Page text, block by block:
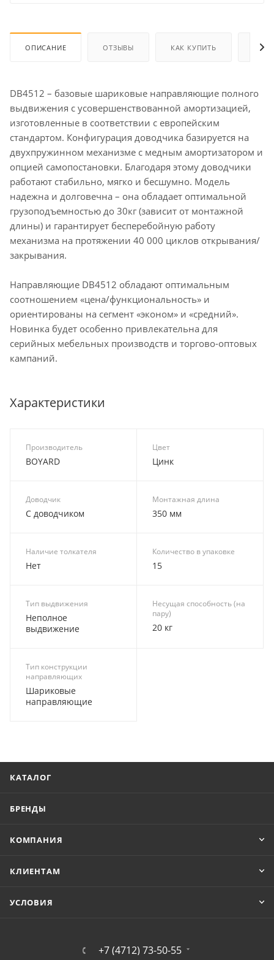
ОПИСАНИЕ ОТЗЫВЫ КАК КУПИТЬ
DB4512 – базовые шариковые направляющие полного
выдвижения с усовершенствованной амортизацией,
изготовленные в соответствии с европейским
стандартом. Конфигурация доводчика базируется на
двухпружинном механизме с медным амортизатором и
опцией самопостановки. Благодаря этому доводчики
работают стабильно, мягко и бесшумно. Модель
надежна и долговечна – она обладает оптимальной
грузоподъемностью до 30кг (зависит от монтажной
длины) и гарантирует бесперебойную работу
механизма на протяжении 40 000 циклов открывания/
закрывания.
Направляющие DB4512 обладают оптимальным
соотношением «цена/функциональность» и
ориентированы на сегмент «эконом» и «средний».
Новинка будет особенно привлекательна для
серийных мебельных производств и торгово-оптовых
кампаний.
Характеристики
Производитель
BOYARD
Цвет
Цинк
Доводчик
С доводчиком
Монтажная длина
350 мм
Наличие толкателя
Нет
Количество в упаковке
15
Тип выдвижения
Неполное
выдвижение
Несущая способность (на
пару)
20 кг
Тип конструкции
направляющих
Шариковые
направляющие
КАТАЛОГ
БРЕНДЫ
КОМПАНИЯ
КЛИЕНТАМ
УСЛОВИЯ
+7 (4712) 73-50-55